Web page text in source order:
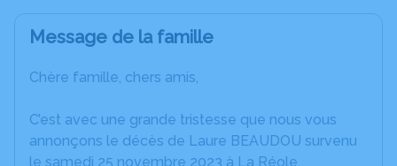
Message de la famille
Chère famille, chers amis,
C’est avec une grande tristesse que nous vous
annonçons le décès de Laure BEAUDOU survenu
le samedi 25 novembre 2023 à La Réole.